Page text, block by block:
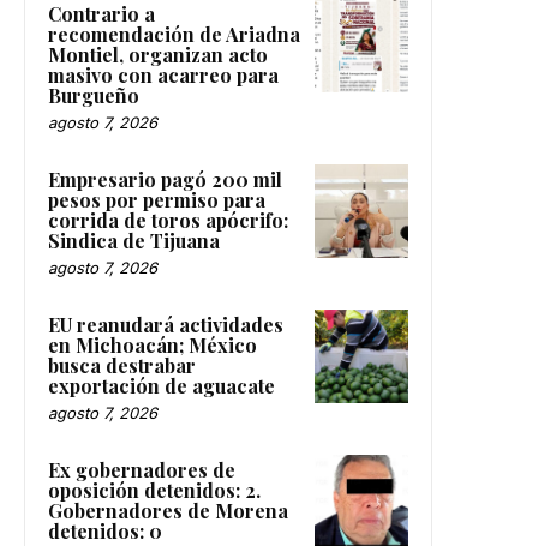
Contrario a
recomendación de Ariadna
Montiel, organizan acto
masivo con acarreo para
Burgueño
agosto 7, 2026
Empresario pagó 200 mil
pesos por permiso para
corrida de toros apócrifo:
Sindica de Tijuana
agosto 7, 2026
EU reanudará actividades
en Michoacán; México
busca destrabar
exportación de aguacate
agosto 7, 2026
Ex gobernadores de
oposición detenidos: 2.
Gobernadores de Morena
detenidos: 0